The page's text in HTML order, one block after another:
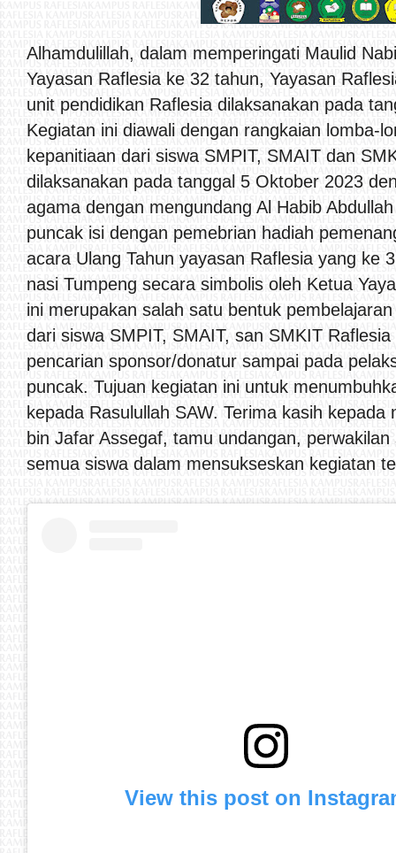
Alhamdulillah, dalam memperingati Maulid
Yayasan Raflesia ke 32 tahun, Yayasan
unit pendidikan Raflesia dilaksanakan pada
Kegiatan ini diawali dengan rangkaian lomba-
kepanitiaan dari siswa SMPIT, SMAIT dan
dilaksanakan pada tanggal 5 Oktober 2023
agama dengan mengundang Al Habib
puncak isi dengan pemebrian hadiah
acara Ulang Tahun yayasan Raflesia yang ke
nasi Tumpeng secara simbolis oleh Ketua
ini merupakan salah satu bentuk
dari siswa SMPIT, SMAIT, san SMKIT
pencarian sponsor/donatur sampai pada
puncak. Tujuan kegiatan ini untuk
kepada Rasulullah SAW. Terima kasih kepada
bin Jafar Assegaf, tamu undangan,
semua siswa dalam mensukseskan kegiatan
View this post on